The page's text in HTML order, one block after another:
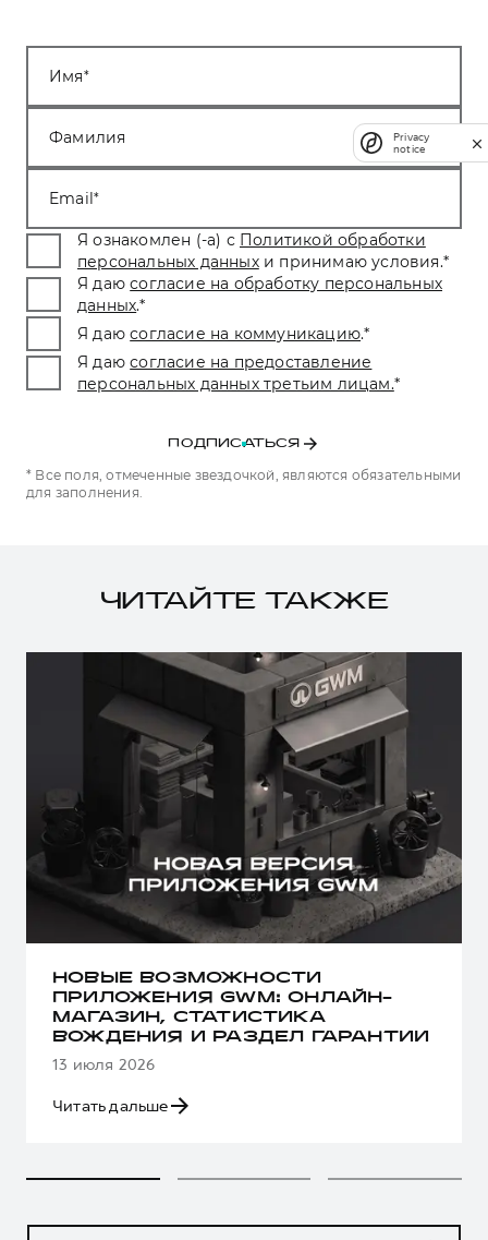
Имя
Фамилия
Email
Я ознакомлен (-а) с Политикой обработки
персональных данных и принимаю условия.*
Я даю согласие на обработку персональных
данных.*
Я даю согласие на коммуникацию.*
Я даю согласие на предоставление
персональных данных третьим лицам.*
ПОДПИСАТЬСЯ
* Все поля, отмеченные звездочкой, являются обязательными
для заполнения.
ЧИТАЙТЕ ТАКЖЕ
НОВЫЕ ВОЗМОЖНОСТИ
ПРИЛОЖЕНИЯ GWM: ОНЛАЙН-
МАГАЗИН, СТАТИСТИКА
ВОЖДЕНИЯ И РАЗДЕЛ ГАРАНТИИ
13 июля 2026
Читать дальше
Privacy
notice